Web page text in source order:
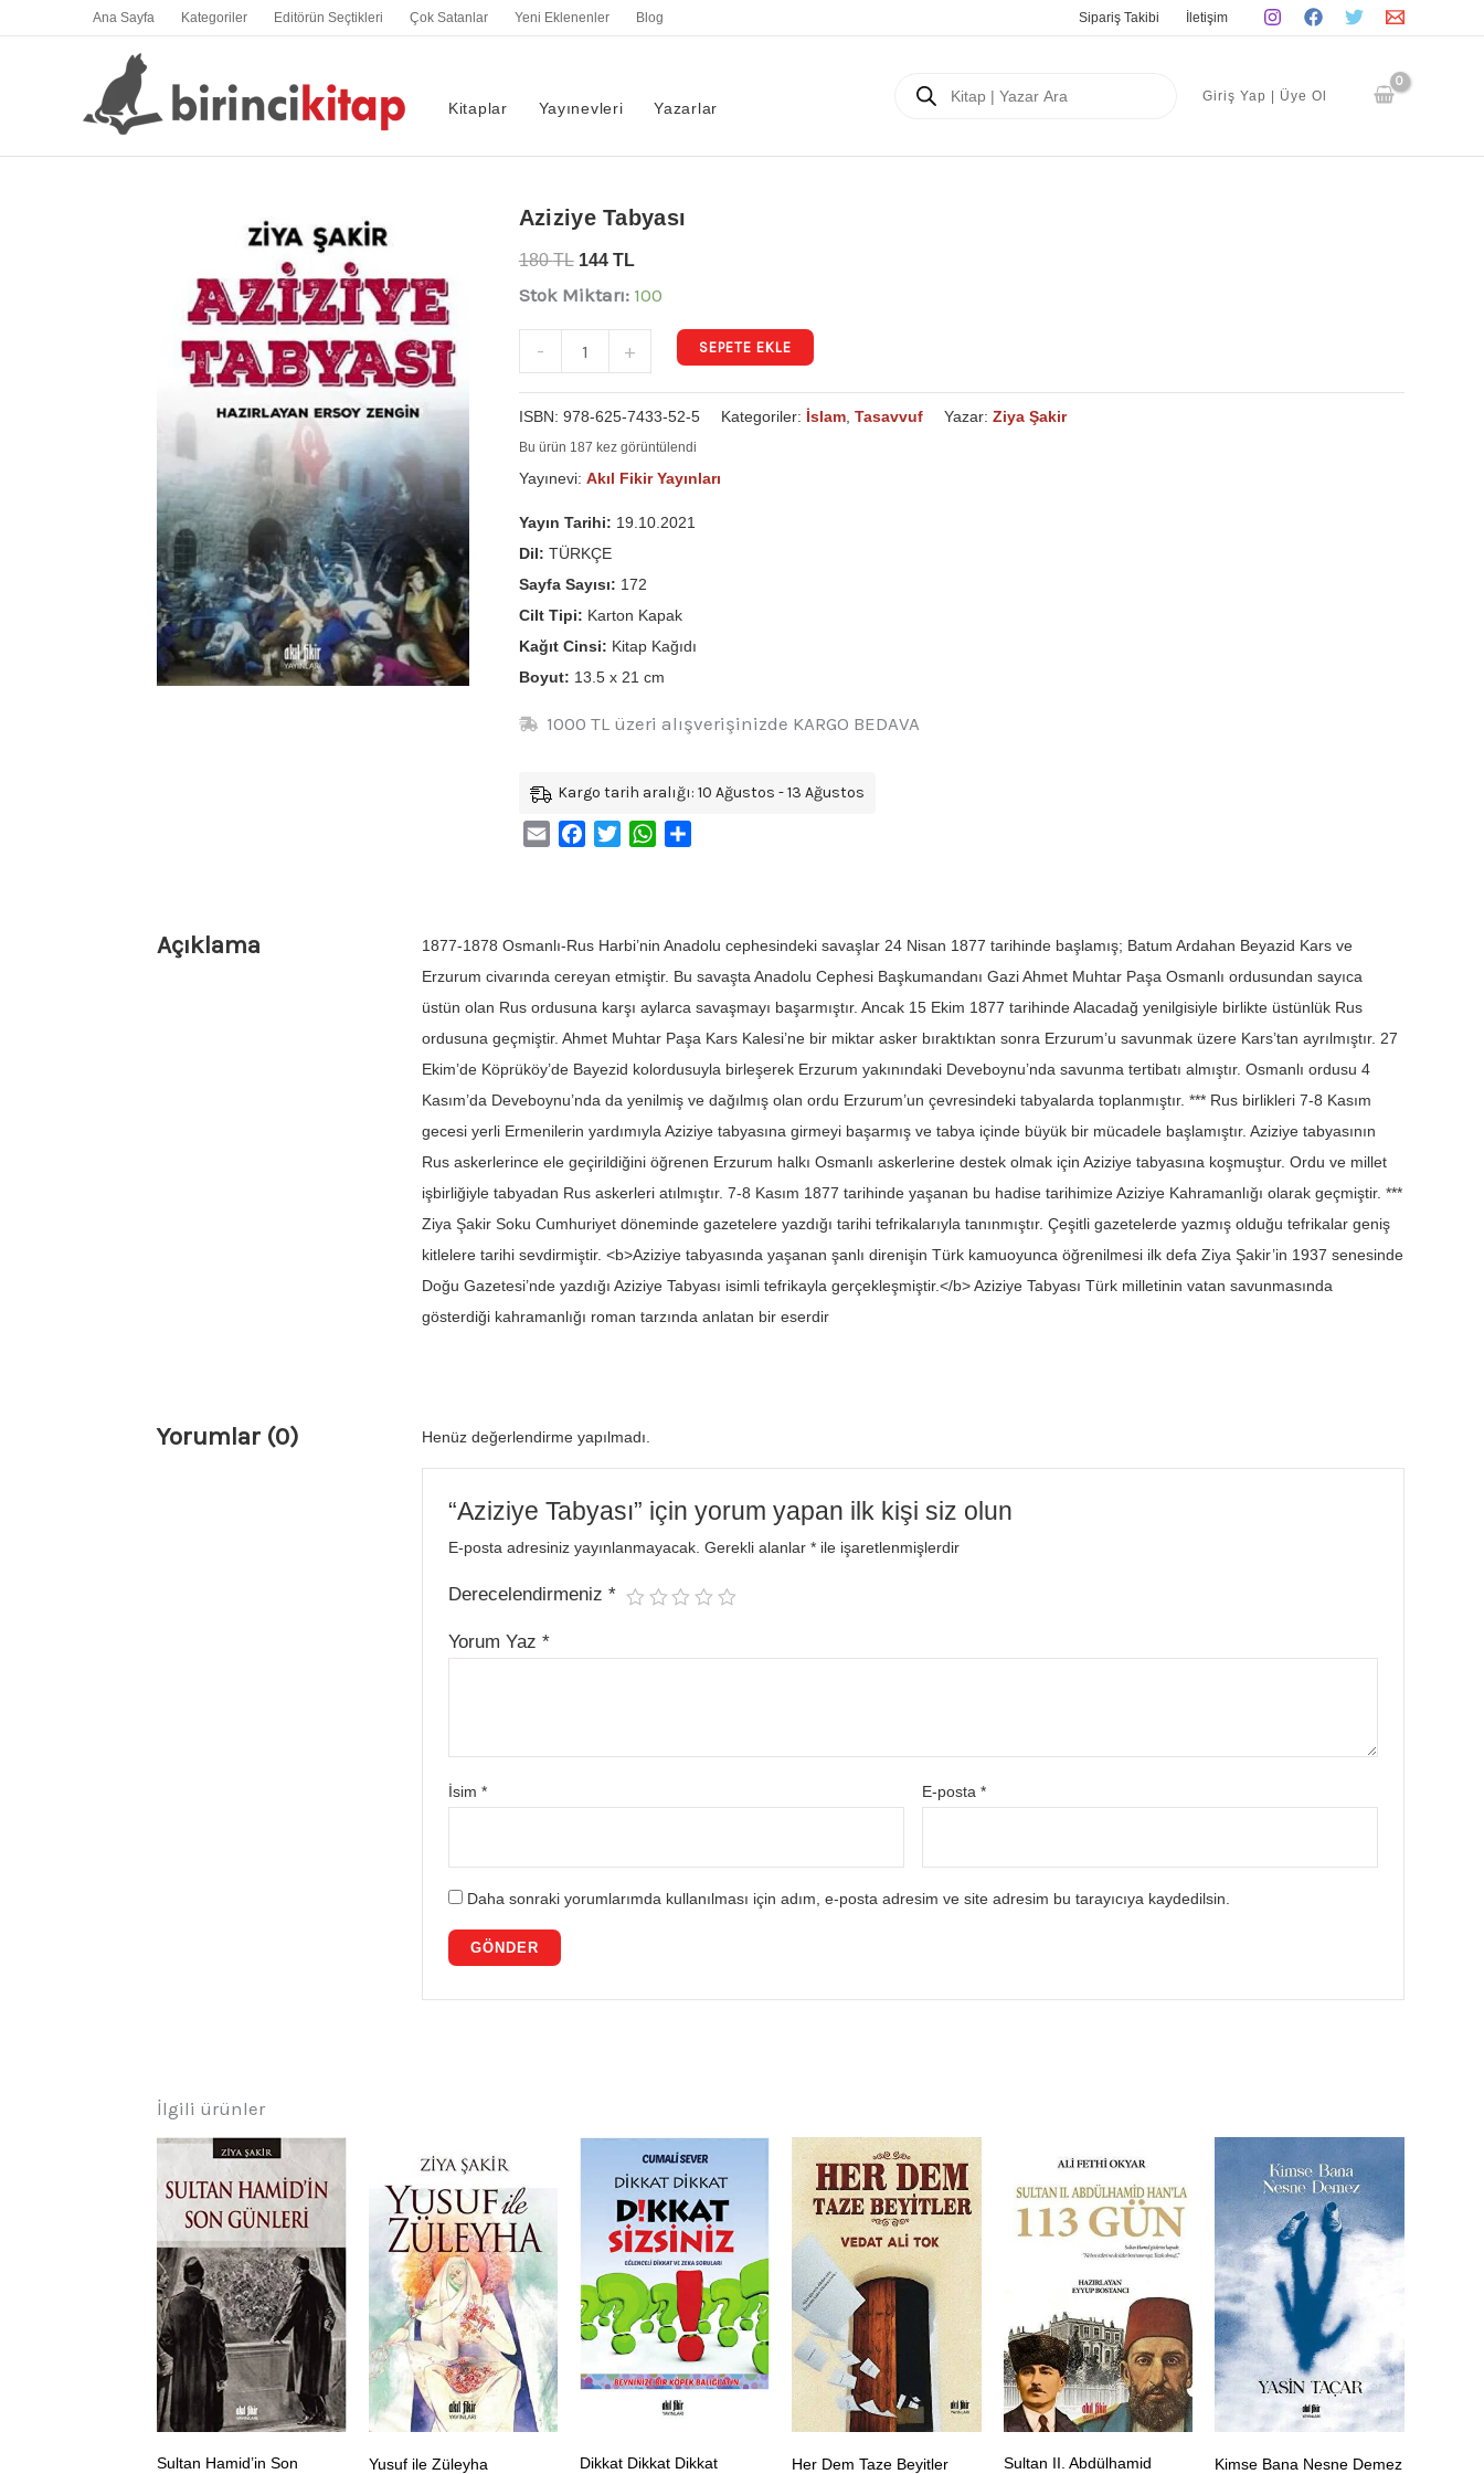
Ana Sayfa Kategoriler Editörün Seçtikleri Çok Satanlar Yeni Eklenenler Blog Sipariş Takibi İletişim
Kitaplar Yayınevleri Yazarlar
search
Giriş Yap | Üye Ol
Aziziye Tabyası
180TL 144 TL
Stok Miktarı: 100
-
Aziziye
+ SEPETE EKLE
ISBN: 978-625-7433-52-5 Kategoriler: İslam, Tasavvuf Yazar: Ziya Şakir
Bu ürün 187 kez görüntülendi
Yayınevi: Akıl Fikir Yayınları
Yayın Tarihi: 19.10.2021
Dil: TÜRKÇE
Sayfa Sayısı: 172
Cilt Tipi: Karton Kapak
Kağıt Cinsi: Kitap Kağıdı
Boyut: 13.5 x 21 cm
1000 TL üzeri alışverişinizde KARGO BEDAVA
Kargo tarih aralığı: 10 Ağustos - 13 Ağustos
Email FacebookTwitterWhatsApp
Açıklama
1877-1878 Osmanlı-Rus Harbi’nin Anadolu cephesindeki savaşlar 24 Nisan 1877 tarihinde başlamış; Batum Ardahan Beyazid Kars ve
Erzurum civarında cereyan etmiştir. Bu savaşta Anadolu Cephesi Başkumandanı Gazi Ahmet Muhtar Paşa Osmanlı ordusundan sayıca
üstün olan Rus ordusuna karşı aylarca savaşmayı başarmıştır. Ancak 15 Ekim 1877 tarihinde Alacadağ yenilgisiyle birlikte üstünlük Rus
ordusuna geçmiştir. Ahmet Muhtar Paşa Kars Kalesi’ne bir miktar asker bıraktıktan sonra Erzurum’u savunmak üzere Kars’tan ayrılmıştır. 27
Ekim’de Köprüköy’de Bayezid kolordusuyla birleşerek Erzurum yakınındaki Deveboynu’nda savunma tertibatı almıştır. Osmanlı ordusu 4
Kasım’da Deveboynu’nda da yenilmiş ve dağılmış olan ordu Erzurum’un çevresindeki tabyalarda toplanmıştır. *** Rus birlikleri 7-8 Kasım
gecesi yerli Ermenilerin yardımıyla Aziziye tabyasına girmeyi başarmış ve tabya içinde büyük bir mücadele başlamıştır. Aziziye tabyasının
Rus askerlerince ele geçirildiğini öğrenen Erzurum halkı Osmanlı askerlerine destek olmak için Aziziye tabyasına koşmuştur. Ordu ve millet
işbirliğiyle tabyadan Rus askerleri atılmıştır. 7-8 Kasım 1877 tarihinde yaşanan bu hadise tarihimize Aziziye Kahramanlığı olarak geçmiştir. ***
Ziya Şakir Soku Cumhuriyet döneminde gazetelere yazdığı tarihi tefrikalarıyla tanınmıştır. Çeşitli gazetelerde yazmış olduğu tefrikalar geniş
kitlelere tarihi sevdirmiştir. <b>Aziziye tabyasında yaşanan şanlı direnişin Türk kamuoyunca öğrenilmesi ilk defa Ziya Şakir’in 1937 senesinde
Doğu Gazetesi’nde yazdığı Aziziye Tabyası isimli tefrikayla gerçekleşmiştir.</b> Aziziye Tabyası Türk milletinin vatan savunmasında
gösterdiği kahramanlığı roman tarzında anlatan bir eserdir
Yorumlar (0) Henüz değerlendirme yapılmadı.
“Aziziye Tabyası” için yorum yapan ilk kişi siz olun
E-posta adresiniz yayınlanmayacak. Gerekli alanlar* ile işaretlenmişlerdir
Derecelendirmeniz*
Yorum Yaz*
İsim* E-posta*
Daha sonraki yorumlarımda kullanılması için adım, e-posta adresim ve site adresim bu tarayıcıya kaydedilsin.
İlgili ürünler
Sultan Hamid’in Son Yusuf ile Züleyha Dikkat Dikkat Dikkat Her Dem Taze Beyitler Sultan II. Abdülhamid Kimse Bana Nesne Demez